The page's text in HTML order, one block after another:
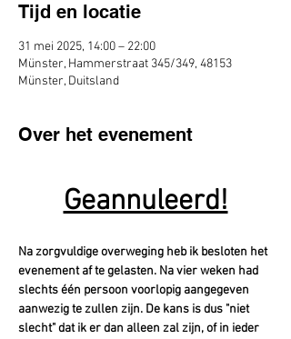
Tijd en locatie
31 mei 2025, 14:00 – 22:00
Münster, Hammerstraat 345/349, 48153
Münster, Duitsland
Over het evenement
Geannuleerd!
Na zorgvuldige overweging heb ik besloten het
evenement af te gelasten. Na vier weken had
slechts één persoon voorlopig aangegeven
aanwezig te zullen zijn. De kans is dus "niet
slecht" dat ik er dan alleen zal zijn, of in ieder